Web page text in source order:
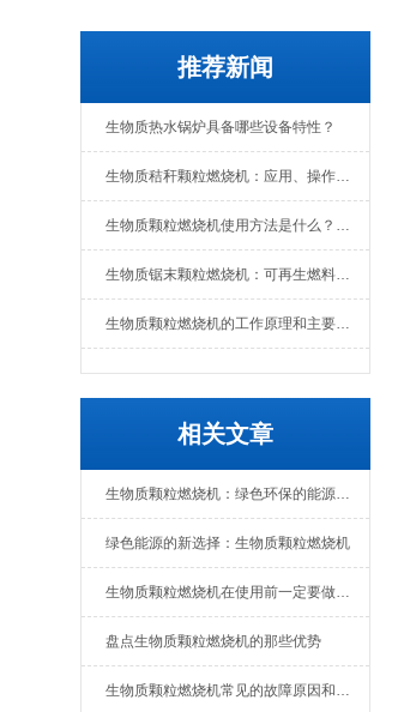
推荐新闻
生物质热水锅炉具备哪些设备特性？
生物质秸秆颗粒燃烧机：应用、操作与日常维护全解析
生物质颗粒燃烧机使用方法是什么？维护要点有哪些
生物质锯末颗粒燃烧机：可再生燃料的热能转换设备
生物质颗粒燃烧机的工作原理和主要组成部分
相关文章
生物质颗粒燃烧机：绿色环保的能源转化设备
绿色能源的新选择：生物质颗粒燃烧机
生物质颗粒燃烧机在使用前一定要做好准备工作
盘点生物质颗粒燃烧机的那些优势
生物质颗粒燃烧机常见的故障原因和解决办法